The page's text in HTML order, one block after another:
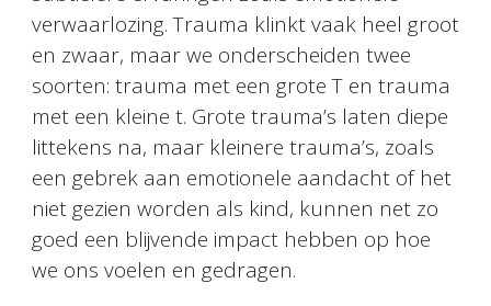
verwaarlozing. Trauma klinkt vaak heel groot
en zwaar, maar we onderscheiden twee
soorten: trauma met een grote T en trauma
met een kleine t. Grote trauma’s laten diepe
littekens na, maar kleinere trauma’s, zoals
een gebrek aan emotionele aandacht of het
niet gezien worden als kind, kunnen net zo
goed een blijvende impact hebben op hoe
we ons voelen en gedragen.